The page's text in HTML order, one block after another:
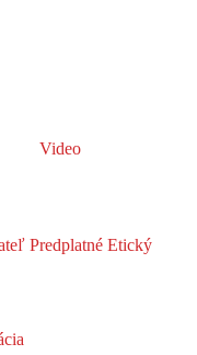
Video
Predplatné Etický